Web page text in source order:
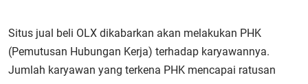
Situs jual beli OLX dikabarkan akan melakukan PHK
(Pemutusan Hubungan Kerja) terhadap karyawannya.
Jumlah karyawan yang terkena PHK mencapai ratusan